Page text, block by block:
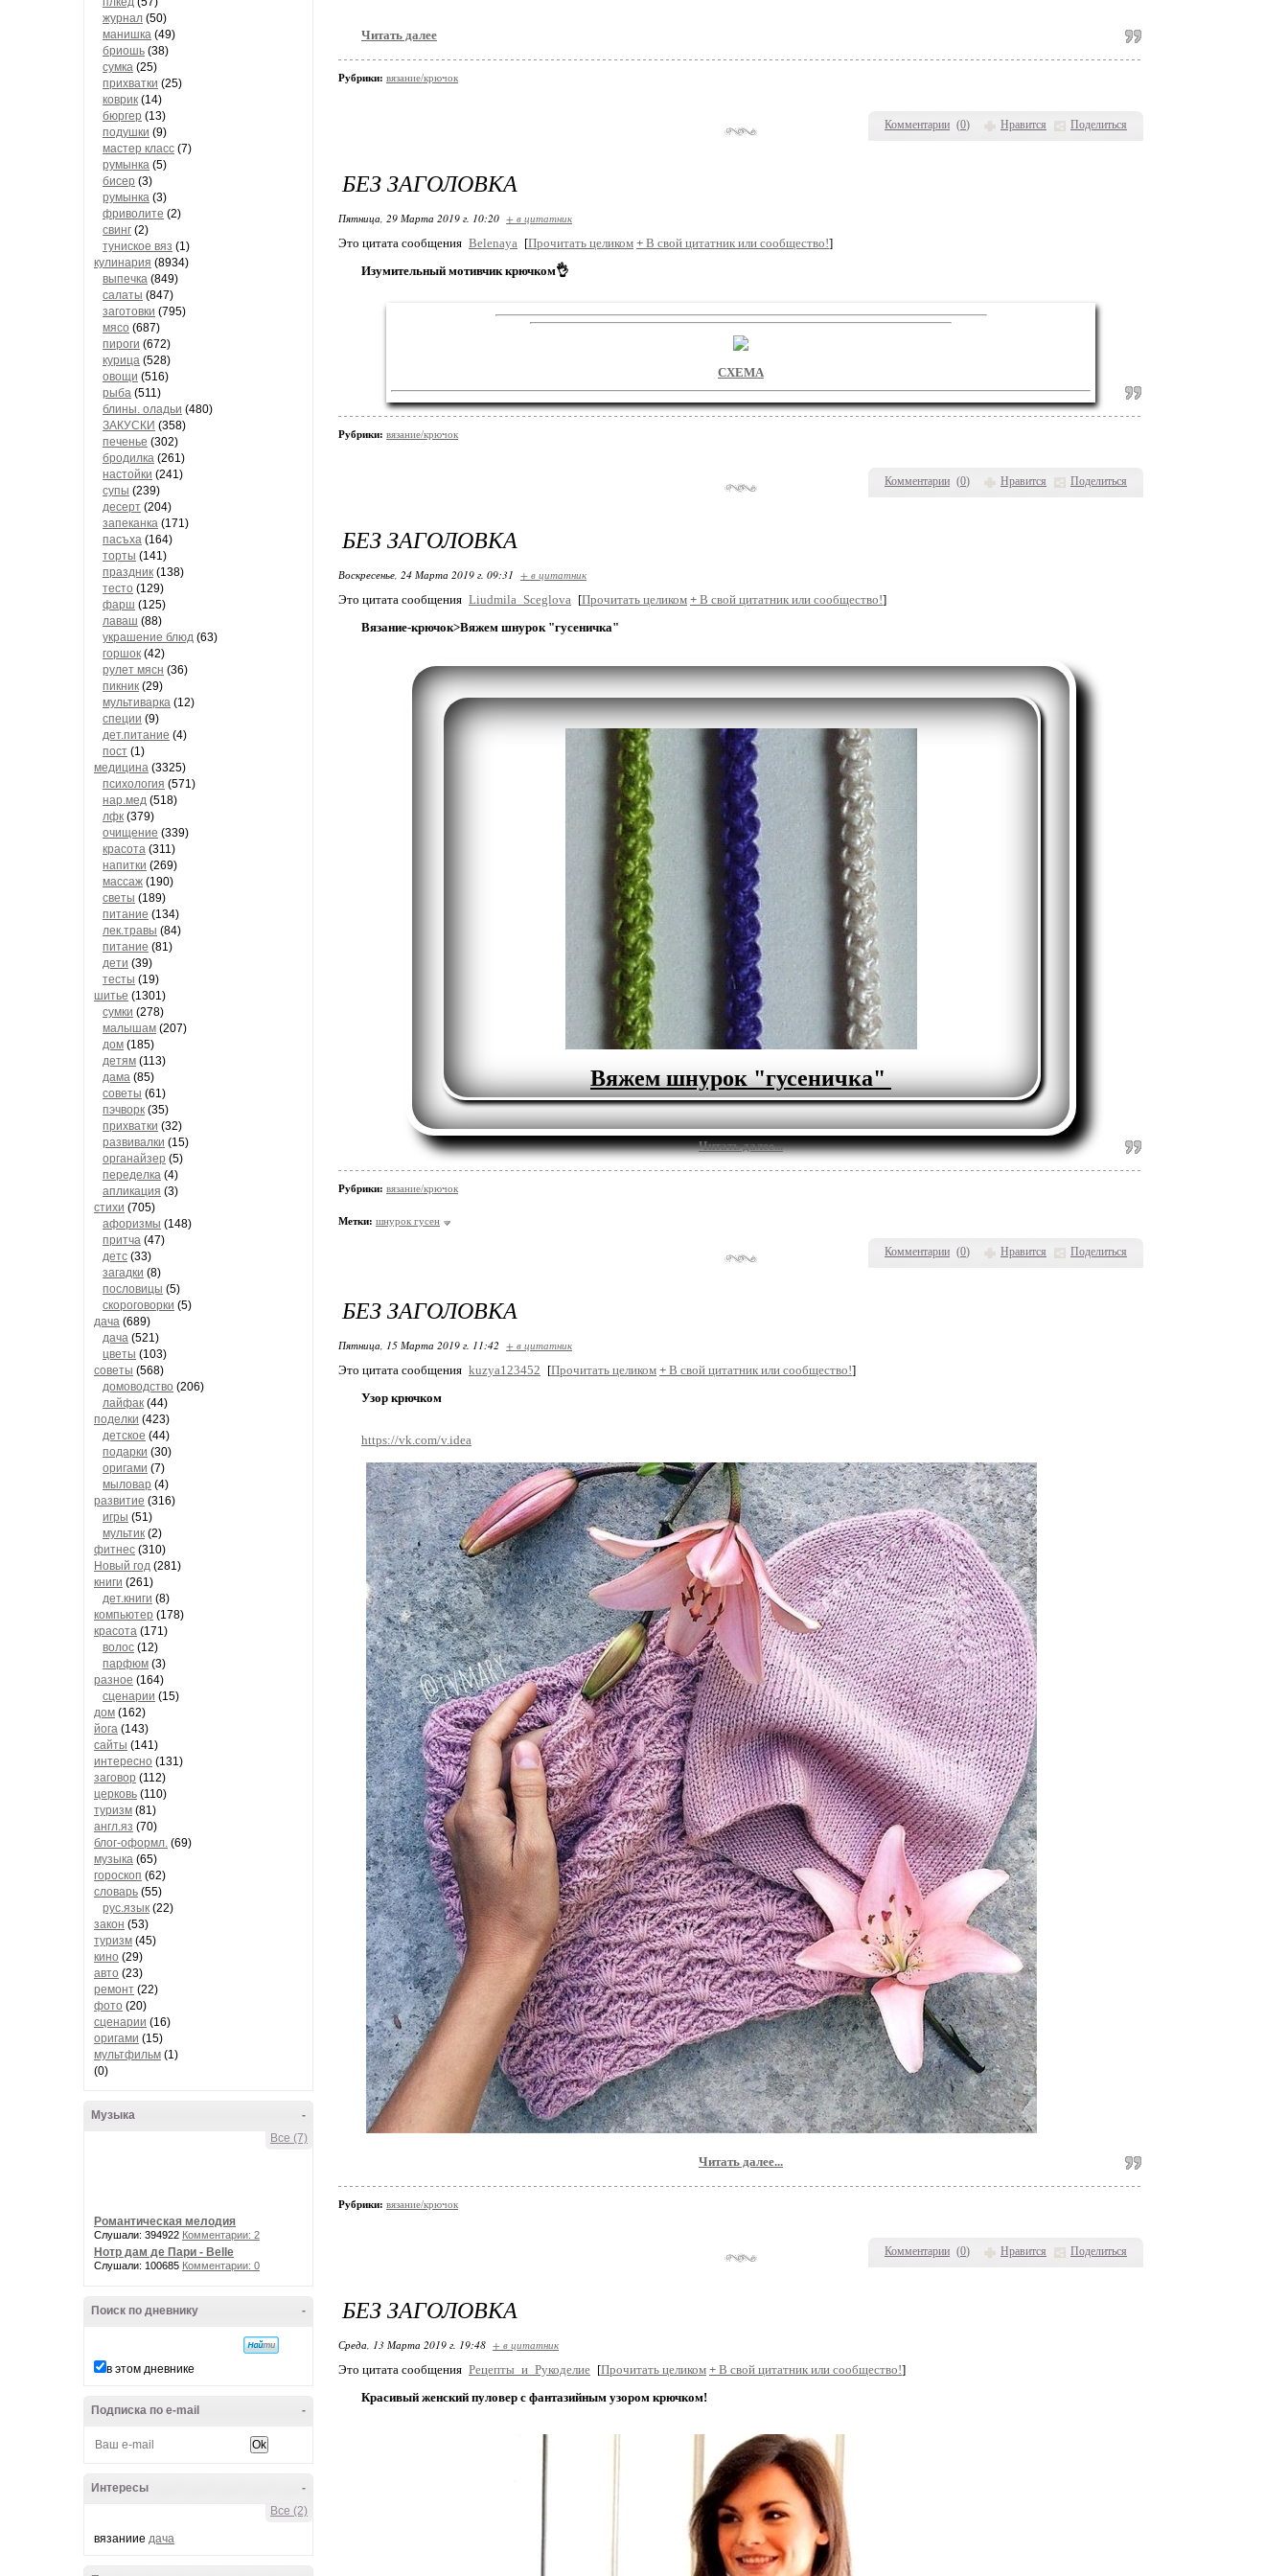
журнал (50)
манишка (49)
бриошь (38)
сумка (25)
прихватки (25)
коврик (14)
бюргер (13)
подушки (9)
мастер класс (7)
румынка (5)
бисер (3)
румынка (3)
фриволите (2)
свинг (2)
туниское вяз (1)
кулинария (8934)
выпечка (849)
салаты (847)
заготовки (795)
мясо (687)
пироги (672)
курица (528)
овощи (516)
рыба (511)
блины. оладьи (480)
ЗАКУСКИ (358)
печенье (302)
бродилка (261)
настойки (241)
супы (239)
десерт (204)
запеканка (171)
пасъха (164)
торты (141)
праздник (138)
тесто (129)
фарш (125)
лаваш (88)
украшение блюд (63)
горшок (42)
рулет мясн (36)
пикник (29)
мультиварка (12)
специи (9)
дет.питание (4)
пост (1)
медицина (3325)
психология (571)
нар.мед (518)
лфк (379)
очищение (339)
красота (311)
напитки (269)
массаж (190)
светы (189)
питание (134)
лек.травы (84)
питание (81)
дети (39)
тесты (19)
шитье (1301)
сумки (278)
малышам (207)
дом (185)
детям (113)
дама (85)
советы (61)
пэчворк (35)
прихватки (32)
развивалки (15)
органайзер (5)
переделка (4)
апликация (3)
стихи (705)
афоризмы (148)
притча (47)
детс (33)
загадки (8)
пословицы (5)
скороговорки (5)
дача (689)
дача (521)
цветы (103)
советы (568)
домоводство (206)
лайфак (44)
поделки (423)
детское (44)
подарки (30)
оригами (7)
мыловар (4)
развитие (316)
игры (51)
мультик (2)
фитнес (310)
Новый год (281)
книги (261)
дет.книги (8)
компьютер (178)
красота (171)
волос (12)
парфюм (3)
разное (164)
сценарии (15)
дом (162)
йога (143)
сайты (141)
интересно (131)
заговор (112)
церковь (110)
туризм (81)
англ.яз (70)
блог-оформл. (69)
музыка (65)
гороскоп (62)
словарь (55)
рус.язык (22)
закон (53)
туризм (45)
кино (29)
авто (23)
ремонт (22)
фото (20)
сценарии (16)
оригами (15)
мультфильм (1)
(0)
-
Музыка
Все (7)
Романтическая мелодия
Слушали: 394922 Комментарии: 2
Нотр дам де Пари - Belle
Слушали: 100685 Комментарии: 0
-
Поиск по дневнику
в этом дневнике
-
Подписка по e-mail
-
Интересы
Все (2)
вязаниие дача
Комментарии (0) Нравится Поделиться
Читать далее
Рубрики: вязание/крючок
Комментарии (0) Нравится Поделиться
БЕЗ ЗАГОЛОВКА
Пятница, 29 Марта 2019 г. 10:20 + в цитатник
Это цитата сообщения Belenaya [Прочитать целиком + В свой цитатник или сообщество!]
Изумительный мотивчик крючком👌
СХЕМА
Рубрики: вязание/крючок
Комментарии (0) Нравится Поделиться
БЕЗ ЗАГОЛОВКА
Воскресенье, 24 Марта 2019 г. 09:31 + в цитатник
Это цитата сообщения Liudmila_Sceglova [Прочитать целиком + В свой цитатник или сообщество!]
Вязание-крючок>Вяжем шнурок "гусеничка"
Вяжем шнурок "гусеничка"
Читать далее...
Рубрики: вязание/крючок
Метки: шнурок гусен
Комментарии (0) Нравится Поделиться
БЕЗ ЗАГОЛОВКА
Пятница, 15 Марта 2019 г. 11:42 + в цитатник
Это цитата сообщения kuzya123452 [Прочитать целиком + В свой цитатник или сообщество!]
Узор крючком
https://vk.com/v.idea
Читать далее...
Рубрики: вязание/крючок
БЕЗ ЗАГОЛОВКА
Среда, 13 Марта 2019 г. 19:48 + в цитатник
Это цитата сообщения Рецепты_и_Рукоделие [Прочитать целиком + В свой цитатник или сообщество!]
Красивый женский пуловер с фантазийным узором крючком!